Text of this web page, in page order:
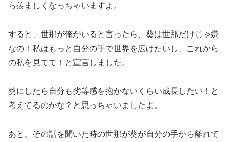
ら羨ましくなっちゃいますよ。
すると、世那が俺がいると言ったら、葵は世那だけじゃ嫌
なの！私はもっと自分の手で世界を広げたいし、これから
の私を見てて！と宣言しました。
葵にしたら自分も劣等感を抱かないくらい成長したい！と
考えてるのかな？と思っちゃいましたよ。
あと、その話を聞いた時の世那が葵が自分の手から離れて